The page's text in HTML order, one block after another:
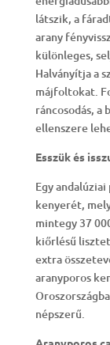
látszik, a
arany
különleges,
Halványítja a
májfoltokat.
ráncosodás, a
ellenszere
Esszük és
Egy
kenyerét,
mintegy 37
kiőrlésű
extra
aranyporos
népszerű.